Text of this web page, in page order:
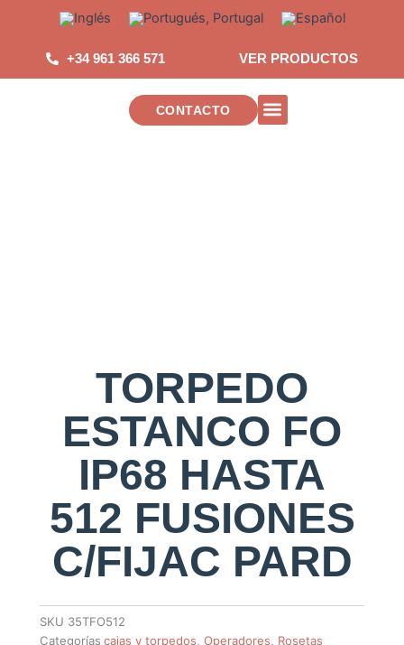
contenido
+34 961 366 571 VER PRODUCTOS
CONTACTO
TORPEDO
ESTANCO FO
IP68 HASTA
512 FUSIONES
C/FIJAC PARD
SKU 35TFO512
Categorías cajas y torpedos ,Operadores Rosetas